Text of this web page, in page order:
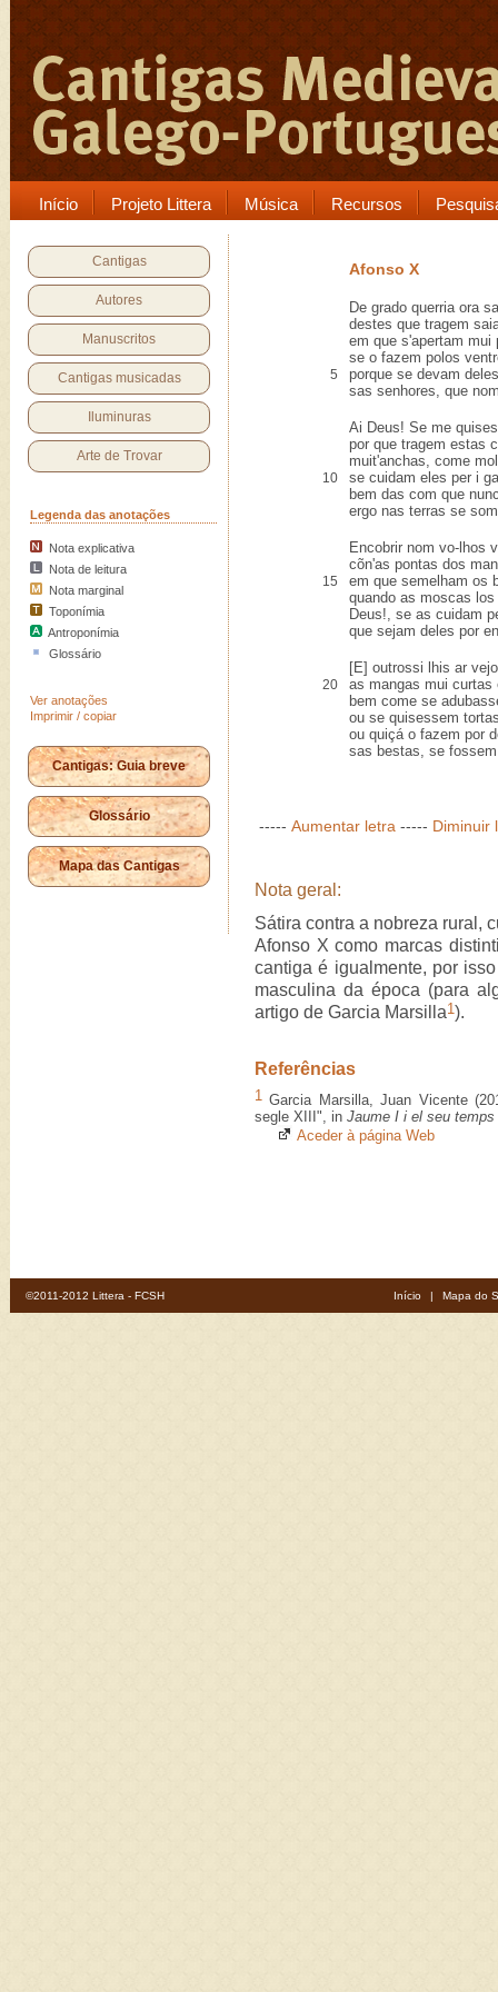
Início Projeto Littera Música Recursos
Cantigas
Autores
Manuscritos
Cantigas musicadas
Iluminuras
Arte de Trovar
Legenda das anotações
Nota explicativa
Nota de leitura
Nota marginal
Toponímia
Antroponímia
Glossário
Ver anotações
Imprimir / copiar
Cantigas: Guia breve
Glossário
Mapa das Cantigas
Afonso X
De grado querria ora
destes que tragem
em que s'apertam mui
se o fazem polos
5
porque se devam
sas senhores, que
Ai Deus! Se me
por que tragem estas
muit'anchas, come
10
se cuidam eles per i
bem das com que
ergo nas terras se
Encobrir nom vo-lhos
cõn'as pontas dos
15
em que semelham os
quando as moscas
Deus!, se as cuidam
que sejam deles por
[E] outrossi lhis ar
20
as mangas mui curtas
bem come se
ou se quisessem
ou quiçá o fazem por
sas bestas, se
----- Aumentar letra ----- Diminuir
Nota geral:
Sátira contra a nobreza rural,
Afonso X como marcas
cantiga é igualmente, por
masculina da época (para
artigo de Garcia Marsilla1 ).
Referências
1 Garcia Marsilla, Juan Vicente
segle XIII", in Jaume I i el seu
Aceder à página Web
©2011-2012 Littera - FCSH Início | Mapa do